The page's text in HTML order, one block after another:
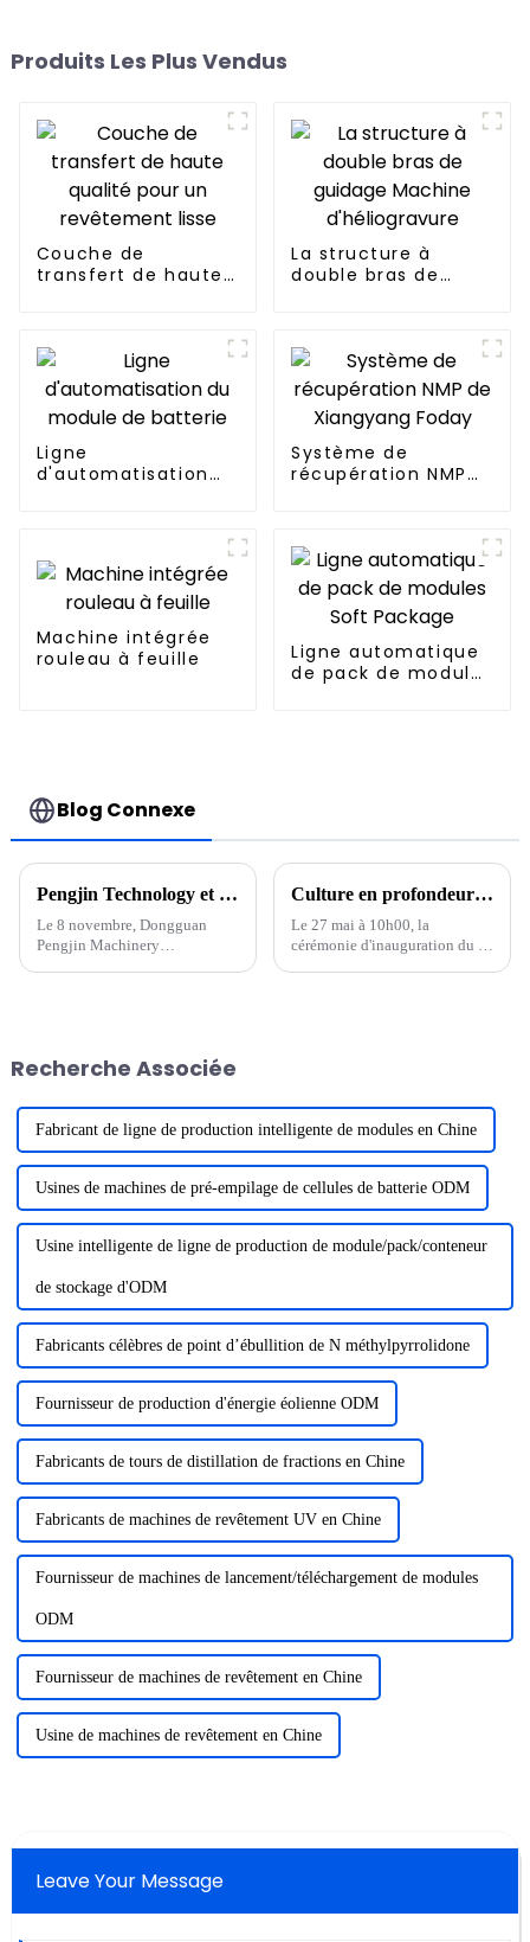
Produits Les Plus Vendus
Couche de
transfert de haute
La structure à
double bras de
Ligne
d'automatisation
Système de
récupération NMP
Machine intégrée
rouleau à feuille
Ligne automatique
de pack de modules
Blog Connexe
Pengjin Technology et Korea VINATech ont signé une coopération stratégique pour commencer un nouveau voyage ensemble
Le 8 novembre, Dongguan
Pengjin Machinery
d'équipements d'une valeur de
millions...
Culture en profondeur de nouvelles énergies, concentration sur la haute qualité, cérémonie de fondation du parc industriel de Pengjin Huizhou
Le 27 mai à 10h00, la
cérémonie d'inauguration du «
Recherche Associée
Fabricant de ligne de production intelligente de modules en Chine
Usines de machines de pré-empilage de cellules de batterie ODM
Usine intelligente de ligne de production de module/pack/conteneur
de stockage d'ODM
Fabricants célèbres de point d’ébullition de N méthylpyrrolidone
Fournisseur de production d'énergie éolienne ODM
Fabricants de tours de distillation de fractions en Chine
Fabricants de machines de revêtement UV en Chine
Fournisseur de machines de lancement/téléchargement de modules
ODM
Fournisseur de machines de revêtement en Chine
Usine de machines de revêtement en Chine
Leave Your Message